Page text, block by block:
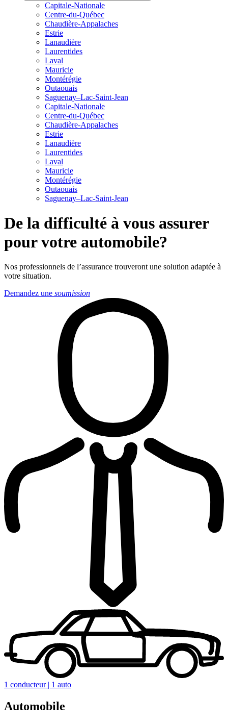
Capitale-Nationale
Centre-du-Québec
Chaudière-Appalaches
Estrie
Lanaudière
Laurentides
Laval
Mauricie
Montérégie
Outaouais
Saguenay–Lac-Saint-Jean
Capitale-Nationale
Centre-du-Québec
Chaudière-Appalaches
Estrie
Lanaudière
Laurentides
Laval
Mauricie
Montérégie
Outaouais
Saguenay–Lac-Saint-Jean
De la difficulté à vous assurer
pour votre automobile?
Nos professionnels de l’assurance trouveront une solution adaptée à
votre situation.
Demandez une soumission
1 conducteur | 1 auto
Automobile